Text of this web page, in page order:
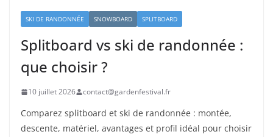
SKI DE RANDONNÉE SNOWBOARD SPLITBOARD
Splitboard vs ski de randonnée :
que choisir ?
10 juillet 2026 contact@gardenfestival.fr
Comparez splitboard et ski de randonnée : montée,
descente, matériel, avantages et profil idéal pour choisir